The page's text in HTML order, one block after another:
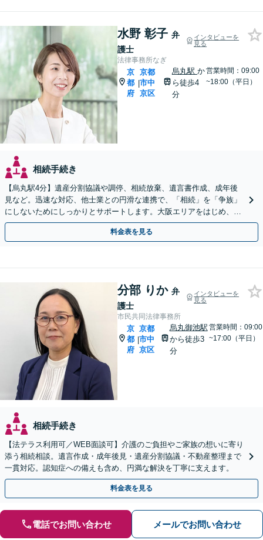
水野 彰子 弁
護士
インタビューを
見る
法律事務所なぎ
京
都
府
|
京都
市中
京区
烏丸駅 か
ら徒歩4
分
営業時間：09:00
~18:00（平日）
相続手続き
【烏丸駅4分】遺産分割協議や調停、相続放棄、遺言書作成、成年後
見など。迅速な対応、他士業との円滑な連携で、「相続」を「争族」
にしないためにしっかりとサポートします。大阪エリアをはじめ、出
張相談も対応します【Web面談可】【初回相談無料】
料金表を見る
分部 りか 弁
護士
インタビューを
見る
市民共同法律事務所
京
都
府
|
京都
市中
京区
烏丸御池駅
から徒歩3
分
営業時間：09:00
~17:00（平日）
相続手続き
【法テラス利用可／WEB面談可】介護のご負担やご家族の想いに寄り
添う相続相談。遺言作成・成年後見・遺産分割協議・不動産整理まで
一貫対応。認知症への備えも含め、円満な解決を丁寧に支えます。
料金表を見る
電話でお問い合わせ メールでお問い合わせ